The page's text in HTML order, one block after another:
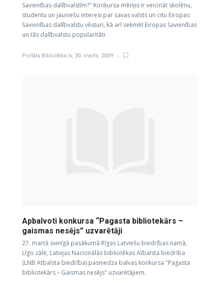
Savienības dalībvalstīm?" Konkursa mērķis ir veicināt skolēnu,
studentu un jauniešu interesi par savas valsts un citu Eiropas
Savienības dalībvalstu vēsturi, kā arī sekmēt Eiropas Savienības
un tās dalībvalstu popularitāti.
Portāls Bibliotēka.lv, 30. marts, 2009
Apbalvoti konkursa “Pagasta bibliotekārs –
gaismas nesējs” uzvarētāji
27. martā svinīgā pasākumā Rīgas Latviešu biedrības namā,
Līgo zālē, Latvijas Nacionālās bibliotēkas Atbalsta biedrība
(LNB Atbalsta biedrība) pasniedza balvas konkursa "Pagasta
bibliotekārs – Gaismas nesējs" uzvarētājiem.